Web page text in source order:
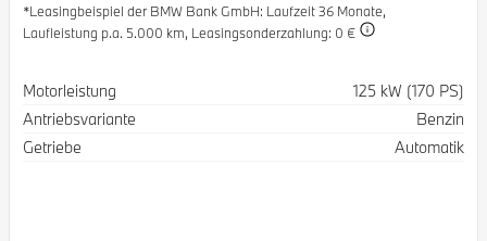
*Leasingbeispiel der BMW Bank GmbH: Laufzeit 36 Monate,
Laufleistung p.a. 5.000 km, Leasingsonderzahlung: 0 €
Spezifikation
Motorleistung
125 kW (170 PS)
Antriebsvariante
Benzin
Getriebe
Automatik